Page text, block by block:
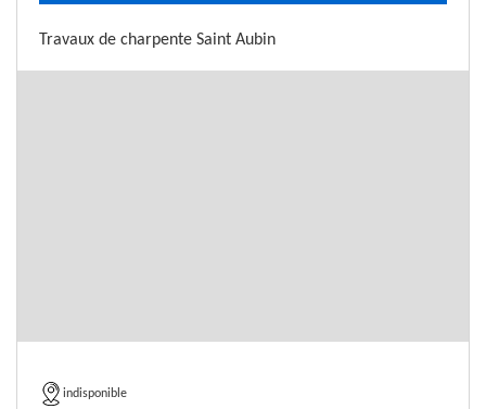
Travaux de charpente Saint Aubin
indisponible